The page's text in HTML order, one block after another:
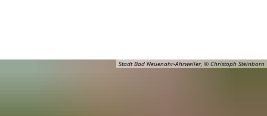
Stadt Bad Neuenahr-Ahrweiler, © Christoph Steinborn